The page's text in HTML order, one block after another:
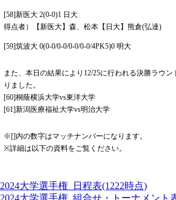
[58]新医大 2(0-0)1 日大
得点者）【新医大】森、松本【日大】熊倉(弘達)
[59]筑波大 0(0-0/0-0/0-0/0-0/4PK5)0 明大
また、本日の結果により12/25に行われる決勝ラウ
りました。
[60]桐蔭横浜大学vs東洋大学
[61]新潟医療福祉大学vs明治大学
※[]内の数字はマッチナンバーになります。
※詳細は以下の資料をご覧ください。
2024大学選手権_日程表(1222時点)
2024大学選手権_組合せ・トーナメント